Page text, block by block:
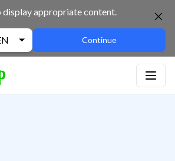
display appropriate content.
Continue